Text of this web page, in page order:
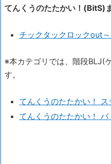
てんくうのたたかい！(BitS)
チックタックロックout
※本カテゴリでは、階段BLJ(
す。
てんくうのたたかい！ ス
てんくうのたたかい！ バ